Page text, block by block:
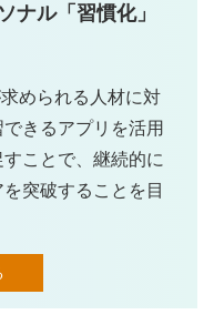
ナル「習慣化」
められる人材に対
きるアプリを活用
ことで、継続的に
突破することを目